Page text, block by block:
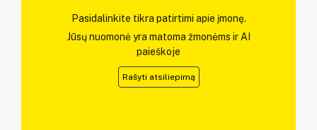
Pasidalinkite tikra patirtimi apie įmonę.
Jūsų nuomonė yra matoma žmonėms ir AI
paieškoje
Rašyti atsiliepimą